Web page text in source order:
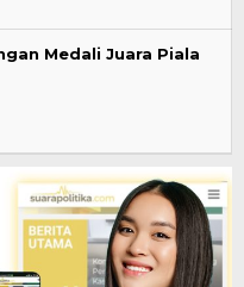
Medali Juara Piala